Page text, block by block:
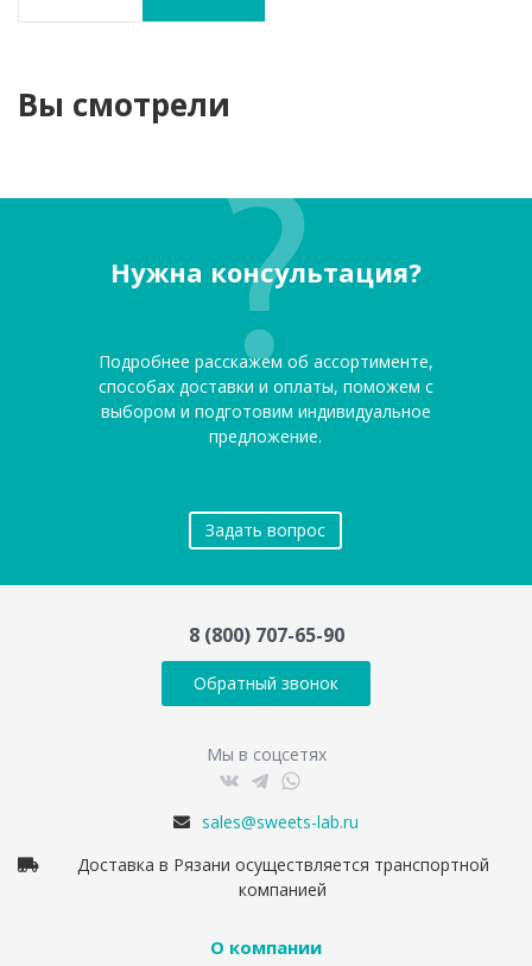
Вы смотрели
Нужна консультация?
Подробнее расскажем об ассортименте,
способах доставки и оплаты, поможем с
выбором и подготовим индивидуальное
предложение.
Задать вопрос
8 (800) 707-65-90
Обратный звонок
Мы в соцсетях
sales@sweets-lab.ru
Доставка в Рязани осуществляется транспортной
компанией
О компании